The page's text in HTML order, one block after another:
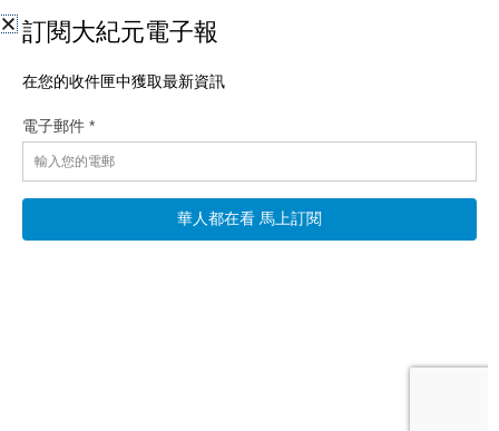
【一線看中國】洪災雙面夾擊 三峽大壩突洩洪
【新唐人北京時間2026年08月08日訊】三颱風接連成形，「白海
豚」直撲中國；傳三峽大壩開閘洩洪，湖北陝西遭殃！廣西災區
疑似爆大疫；外甥女實名舉報舅舅？中共反腐再鬧笑話；央視自